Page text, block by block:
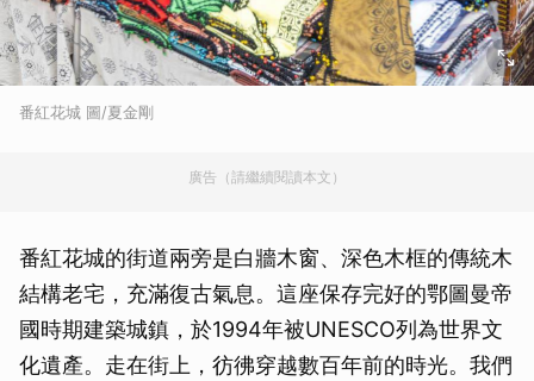
番紅花城 圖/夏金剛
廣告（請繼續閱讀本文）
番紅花城的街道兩旁是白牆木窗、深色木框的傳統木
結構老宅，充滿復古氣息。這座保存完好的鄂圖曼帝
國時期建築城鎮，於1994年被UNESCO列為世界文
化遺產。走在街上，彷彿穿越數百年前的時光。我們